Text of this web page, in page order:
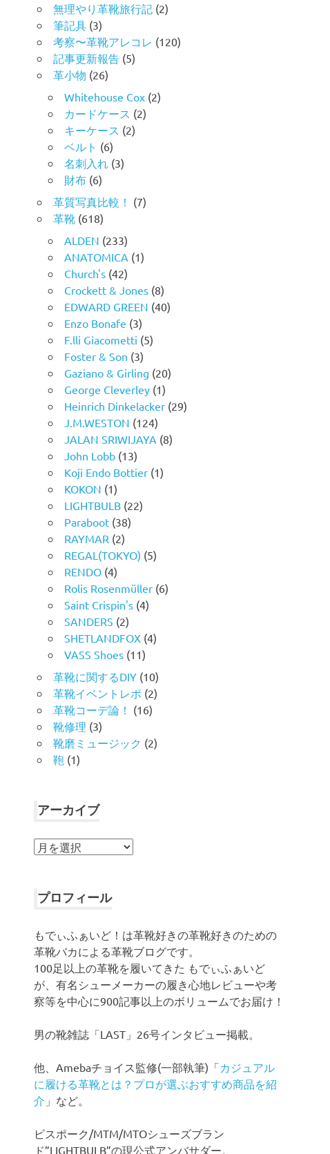
無理やり革靴旅行記 (2)
筆記具 (3)
考察〜革靴アレコレ (120)
記事更新報告 (5)
革小物 (26)
Whitehouse Cox (2)
カードケース (2)
キーケース (2)
ベルト (6)
名刺入れ (3)
財布 (6)
革質写真比較！ (7)
革靴 (618)
ALDEN (233)
ANATOMICA (1)
Church's (42)
Crockett & Jones (8)
EDWARD GREEN (40)
Enzo Bonafe (3)
F.lli Giacometti (5)
Foster & Son (3)
Gaziano & Girling (20)
George Cleverley (1)
Heinrich Dinkelacker (29)
J.M.WESTON (124)
JALAN SRIWIJAYA (8)
John Lobb (13)
Koji Endo Bottier (1)
KOKON (1)
LIGHTBULB (22)
Paraboot (38)
RAYMAR (2)
REGAL(TOKYO) (5)
RENDO (4)
Rolis Rosenmüller (6)
Saint Crispin's (4)
SANDERS (2)
SHETLANDFOX (4)
VASS Shoes (11)
革靴に関するDIY (10)
革靴イベントレポ (2)
革靴コーデ論！ (16)
靴修理 (3)
靴磨ミュージック (2)
鞄 (1)
アーカイブ
ア
イ
プロフィール
もでぃふぁいど！は革靴好きの革靴好きのための
革靴バカによる革靴ブログです。
100足以上の革靴を履いてきた もでぃふぁいど
が、有名シューメーカーの履き心地レビューや考
察等を中心に900記事以上のボリュームでお届け！
男の靴雑誌「LAST」26号インタビュー掲載。
他、Amebaチョイス監修(一部執筆)「カジュアル
に履ける革靴とは？プロが選ぶおすすめ商品を紹
介 」など。
ビスポーク/MTM/MTOシューズブラン
ド”LIGHTBULB”の現公式アンバサダー。